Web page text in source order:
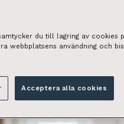
du till lagring av cookies
webbplatsens användning och
Acceptera alla cookies